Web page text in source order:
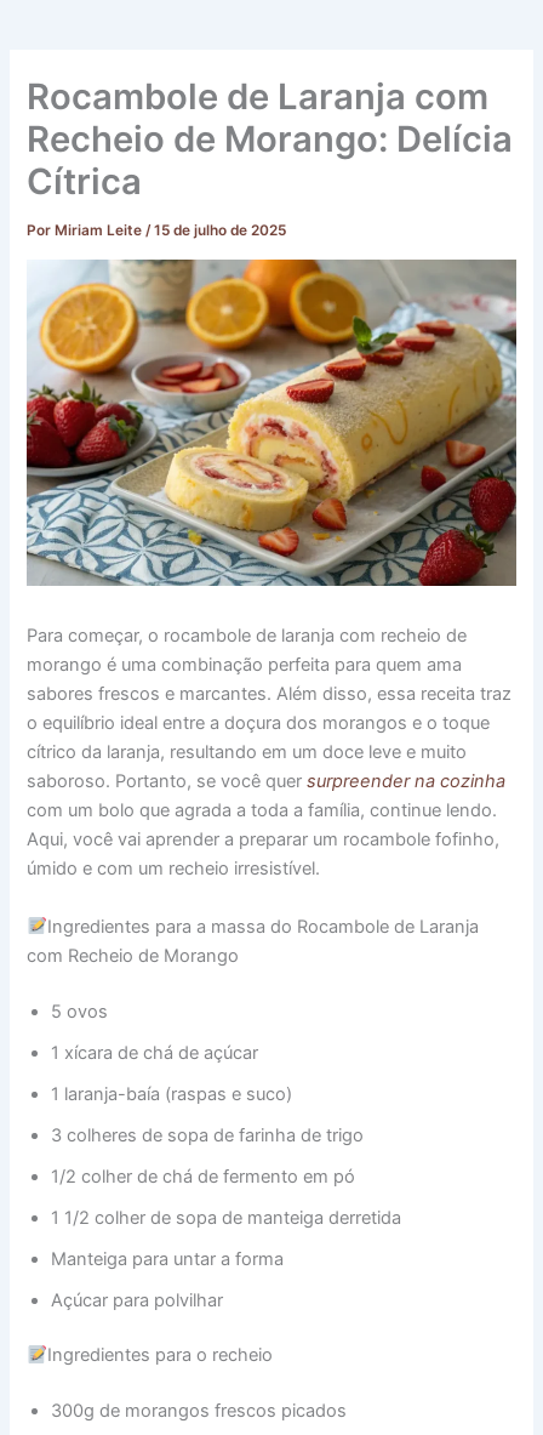
Rocambole de Laranja com
Recheio de Morango: Delícia
Cítrica
Por Miriam Leite/15 de julho de 2025
Para começar, o rocambole de laranja com recheio de
morango é uma combinação perfeita para quem ama
sabores frescos e marcantes. Além disso, essa receita traz
o equilíbrio ideal entre a doçura dos morangos e o toque
cítrico da laranja, resultando em um doce leve e muito
saboroso. Portanto, se você quersurpreender na cozinha
com um bolo que agrada a toda a família, continue lendo.
Aqui, você vai aprender a preparar um rocambole fofinho,
úmido e com um recheio irresistível.
Ingredientes para a massa do Rocambole de Laranja
com Recheio de Morango
5 ovos
1 xícara de chá de açúcar
1 laranja-baía (raspas e suco)
3 colheres de sopa de farinha de trigo
1/2 colher de chá de fermento em pó
1 1/2 colher de sopa de manteiga derretida
Manteiga para untar a forma
Açúcar para polvilhar
Ingredientes para o recheio
300g de morangos frescos picados